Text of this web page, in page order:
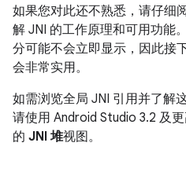
如果您对此还不熟悉，请仔细
解 JNI 的工作原理和可用功能
分可能不会立即显示，因此接
会非常实用。
如需浏览全局 JNI 引用并了解
请使用 Android Studio 3.2 及
的 JNI 堆视图。